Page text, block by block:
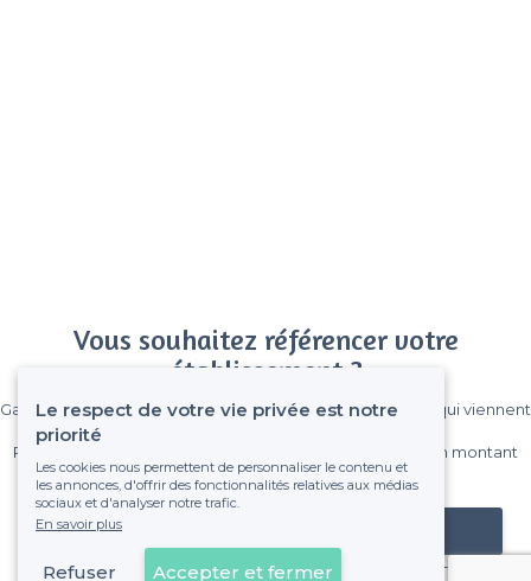
Vous souhaitez référencer votre
établissement ?
Gagnez de nombreux clients parmi le million de visiteurs qui viennent
Pas de commissions et sans engagement, vous payez un montant
fixe sans risque de voir déraper la facture.
Référencer mon établissement
Le respect de votre vie privée est notre
priorité
Les cookies nous permettent de personnaliser le contenu et
les annonces, d'offrir des fonctionnalités relatives aux médias
sociaux et d'analyser notre trafic.
En savoir plus
Refuser Accepter et fermer